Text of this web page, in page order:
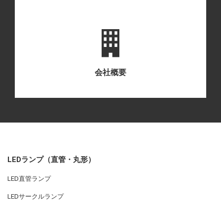
会社概要
LEDランプ（直管・丸形）
LED直管ランプ
LEDサークルランプ